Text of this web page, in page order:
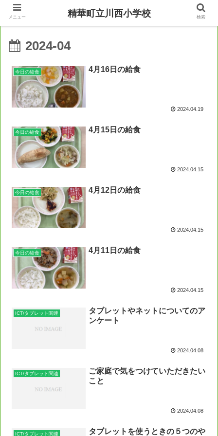
2024-04
今日の給食 4月16日の給食
2024.04.19
今日の給食 4月15日の給食
2024.04.15
今日の給食 4月12日の給食
2024.04.15
今日の給食 4月11日の給食
2024.04.15
ICT/タブレット関連
タブレットやネットについてのア
ンケート
2024.04.08
ICT/タブレット関連
ご家庭で気をつけていただきたい
こと
2024.04.08
ICT/タブレット関連 タブレットを使うときの５つのや
メニュー 精華町立川西小学校 検索